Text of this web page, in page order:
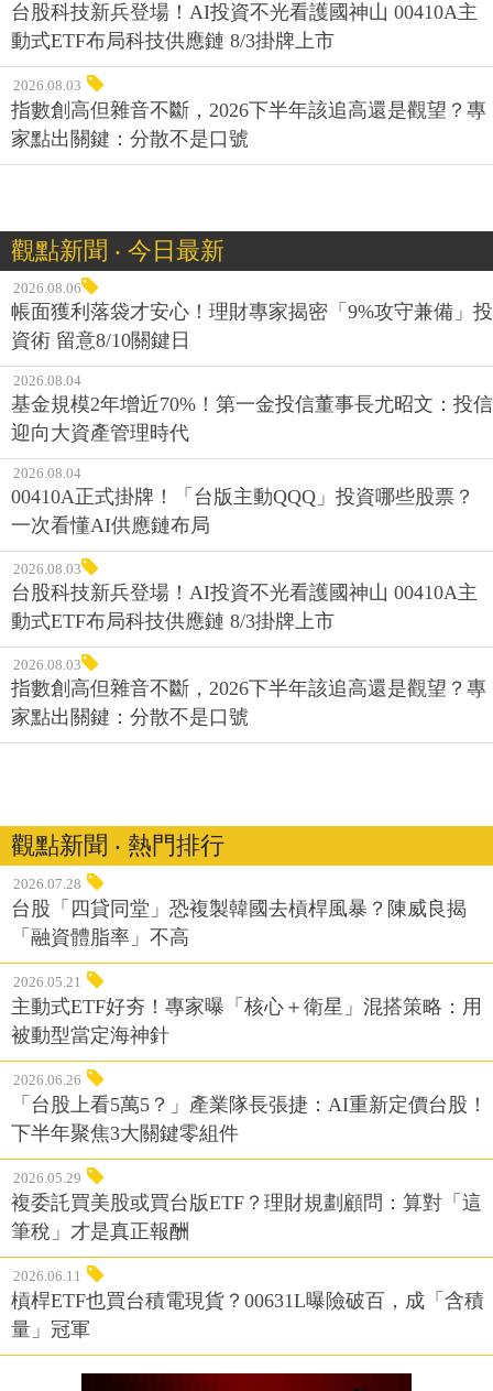
台股科技新兵登場！AI投資不光看護國神山 00410A主
動式ETF布局科技供應鏈 8/3掛牌上市
2026.08.03
指數創高但雜音不斷，2026下半年該追高還是觀望？專
家點出關鍵：分散不是口號
觀點新聞 ‧ 今日最新
2026.08.06
帳面獲利落袋才安心！理財專家揭密「9%攻守兼備」投
資術 留意8/10關鍵日
2026.08.04
基金規模2年增近70%！第一金投信董事長尤昭文：投信
迎向大資產管理時代
2026.08.04
00410A正式掛牌！「台版主動QQQ」投資哪些股票？
一次看懂AI供應鏈布局
2026.08.03
台股科技新兵登場！AI投資不光看護國神山 00410A主
動式ETF布局科技供應鏈 8/3掛牌上市
2026.08.03
指數創高但雜音不斷，2026下半年該追高還是觀望？專
家點出關鍵：分散不是口號
觀點新聞 ‧ 熱門排行
2026.07.28
台股「四貸同堂」恐複製韓國去槓桿風暴？陳威良揭
「融資體脂率」不高
2026.05.21
主動式ETF好夯！專家曝「核心＋衛星」混搭策略：用
被動型當定海神針
2026.06.26
「台股上看5萬5？」產業隊長張捷：AI重新定價台股！
下半年聚焦3大關鍵零組件
2026.05.29
複委託買美股或買台版ETF？理財規劃顧問：算對「這
筆稅」才是真正報酬
2026.06.11
槓桿ETF也買台積電現貨？00631L曝險破百，成「含積
量」冠軍